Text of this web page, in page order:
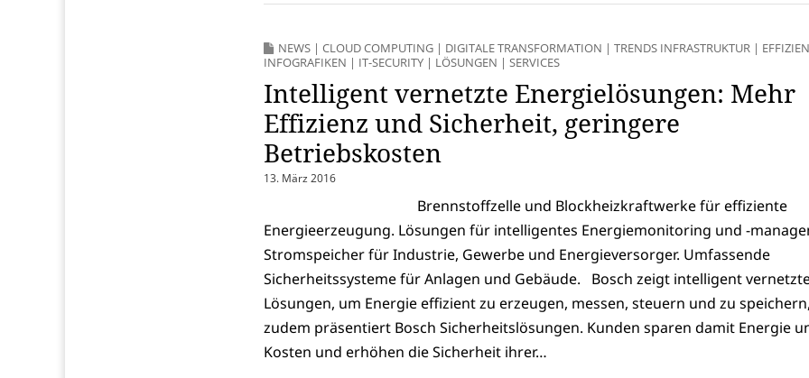
NEWS| CLOUD COMPUTING| DIGITALE TRANSFORMATION | TRENDS INFRASTRUKTUR|
INFOGRAFIKEN | IT-SECURITY| LÖSUNGEN | SERVICES
Intelligent vernetzte Energielösungen: Mehr
Effizienz und Sicherheit, geringere
Betriebskosten
13. März 2016
Brennstoffzelle und Blockheizkraftwerke für effiziente
Energieerzeugung. Lösungen für intelligentes Energiemonitoring und -
Stromspeicher für Industrie, Gewerbe und Energieversorger. Umfassende
Sicherheitssysteme für Anlagen und Gebäude. Bosch zeigt intelligent
Lösungen, um Energie effizient zu erzeugen, messen, steuern und zu speichern,
zudem präsentiert Bosch Sicherheitslösungen. Kunden sparen damit Energie
Kosten und erhöhen die Sicherheit ihrer…